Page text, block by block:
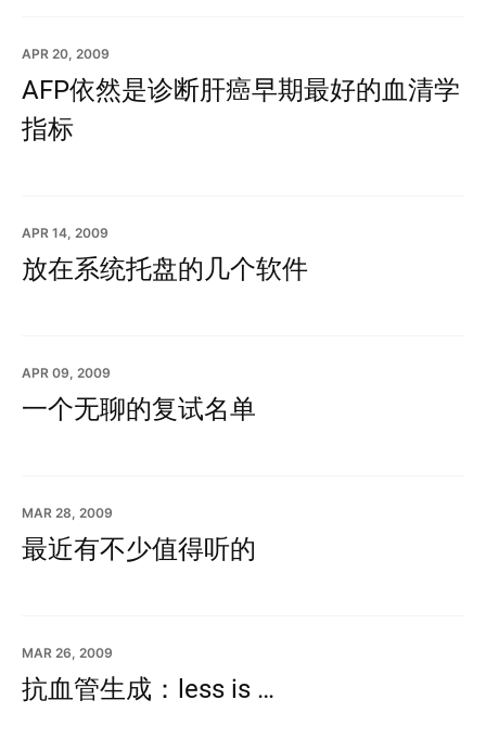
APR 20, 2009
AFP依然是诊断肝癌早期最好的血清学
指标
APR 14, 2009
放在系统托盘的几个软件
APR 09, 2009
一个无聊的复试名单
MAR 28, 2009
最近有不少值得听的
MAR 26, 2009
抗血管生成：less is …